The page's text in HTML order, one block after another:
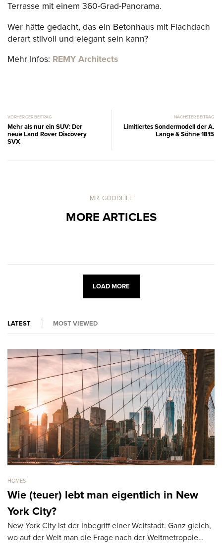
Terrasse mit einem 360-Grad-Panorama.
Wer hätte gedacht, das ein Betonhaus mit Flachdach
derart stilvoll und elegant sein kann?
Mehr Infos: REMY Architects
VORHERIGER BEITRAG
Mehr als nur ein SUV: Der
neue Land Rover Discovery
SVX
NÄCHSTER BEITRAG
Limitiertes Sondermodell der A.
Lange & Söhne 1815
MR. GOODLIFE
MORE ARTICLES
LOAD MORE
LATEST MOST VIEWED
HOMES
Wie (teuer) lebt man eigentlich in New
York City?
New York City ist der Inbegriff einer Weltstadt. Ganz gleich,
wo auf der Welt man die Frage nach der Weltmetropole…